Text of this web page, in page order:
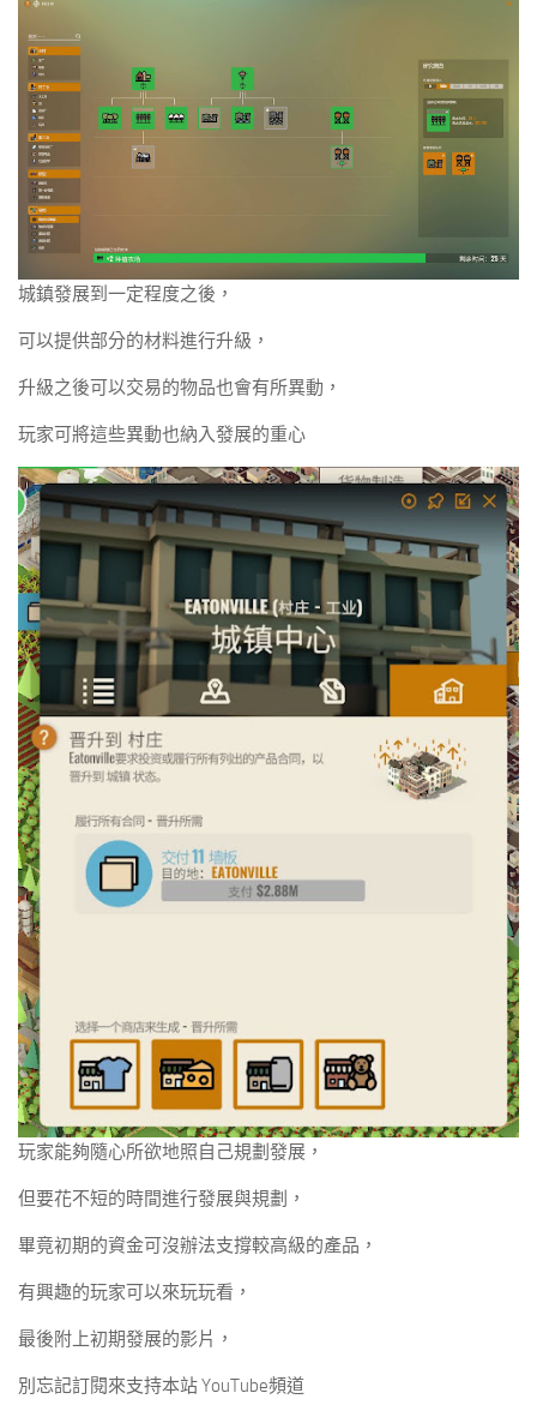
城鎮發展到一定程度之後，
可以提供部分的材料進行升級，
升級之後可以交易的物品也會有所異動，
玩家可將這些異動也納入發展的重心
玩家能夠隨心所欲地照自己規劃發展，
但要花不短的時間進行發展與規劃，
畢竟初期的資金可沒辦法支撐較高級的產品，
有興趣的玩家可以來玩玩看，
最後附上初期發展的影片，
別忘記訂閱來支持本站 YouTube頻道